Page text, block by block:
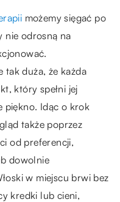
możemy sięgać po
nie odrosną na
tak duża, że każda
który spełni jej
piękno. Idąc o krok
także poprzez
od preferencji,
dowolnie
w miejscu brwi bez
kredki lub cieni,